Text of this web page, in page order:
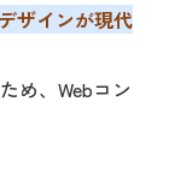
ザインが現代
め、Webコン